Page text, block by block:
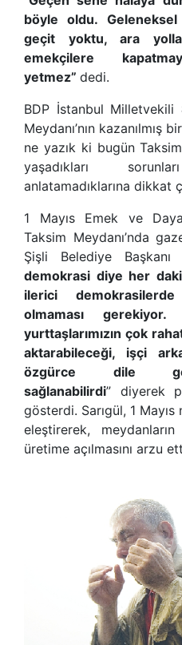
böyle oldu.
geçit yoktu, ara
emekçilere
yetmez” dedi.
BDP İstanbul Milletvekili
Meydanı’nın
ne yazık ki bugün
yaşadıkları
anlatamadıklarına dikkat
1 Mayıs Emek ve
Taksim Meydanı’nda
Şişli Belediye Başkanı
demokrasi diye her
ilerici demokrasilerde
olmaması gerekiyor.
yurttaşlarımızın çok
aktarabileceği, işçi
özgürce dile
sağlanabilirdi” diyerek
gösterdi. Sarıgül, 1
eleştirerek,
üretime açılmasını arzu